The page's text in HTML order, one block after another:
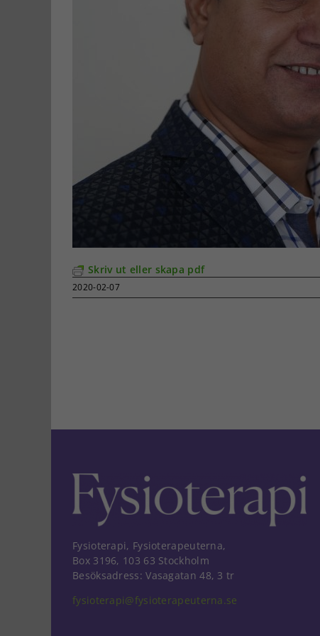
Skriv ut eller skapa pdf
2020-02-07
Fysioterapi, Fysioterapeuterna,
Box 3196, 103 63 Stockholm
Besöksadress: Vasagatan 48, 3 tr
fysioterapi@fysioterapeuterna.se